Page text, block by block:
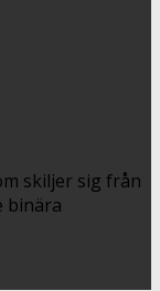
skiljer sig från
binära